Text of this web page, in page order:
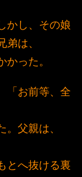
かし、その娘
は、
った。
「お前等、全
父親は、
とへ抜ける裏